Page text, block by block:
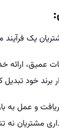
یک
عمیق،
برند خود تبدیل
و عمل به
مشتریان